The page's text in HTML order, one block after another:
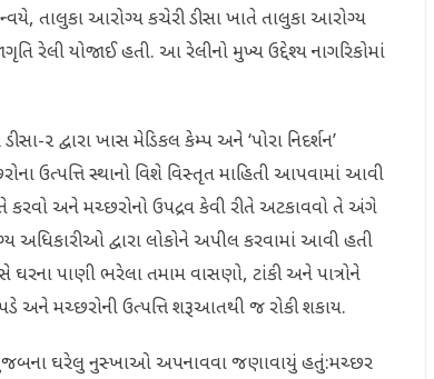
તાલુકા આરોગ્ય કચેરી ડીસા ખાતે તાલુકા આરોગ્ય
રેલી યોજાઈ હતી. આ રેલીનો મુખ્ય ઉદ્દેશ્ય નાગરિકોમાં
૨ દ્વારા ખાસ મેડિકલ કેમ્પ અને ‘પોરા નિદર્શન’
ઉત્પત્તિ સ્થાનો વિશે વિસ્તૃત માહિતી આપવામાં આવી
કરવો અને મચ્છરોનો ઉપદ્રવ કેવી રીતે અટકાવવો તે અંગે
અધિકારીઓ દ્વારા લોકોને અપીલ કરવામાં આવી હતી
ઘરના પાણી ભરેલા તમામ વાસણો, ટાંકી અને પાત્રોને
પડે અને મચ્છરોની ઉત્પત્તિ શરૂઆતથી જ રોકી શકાય.
મુજબના ઘરેલુ નુસ્ખાઓ અપનાવવા જણાવાયું હતું:​મચ્છર